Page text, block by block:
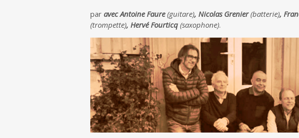
par avec Antoine Faure(guitare), Nicolas Grenier(batterie),
(trompette), Hervé Fourticq (saxophone).